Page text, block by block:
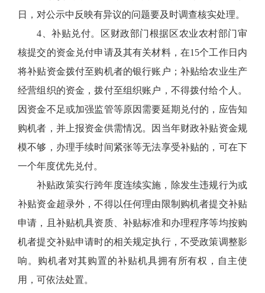
日，对公示中反映有异议的问题要及时调查核实处理。
4、补贴兑付。区财政部门根据区农业农村部门审
核提交的资金兑付申请及其有关材料，在15个工作日内
将补贴资金拨付至购机者的银行账户；补贴给农业生产
经营组织的资金，拨付至组织账户，不得拨付给个人。
因资金不足或加强监管等原因需要延期兑付的，应告知
购机者，并上报资金供需情况。因当年财政补贴资金规
模不够，办理手续时间紧张等无法享受补贴的，可在下
一个年度优先兑付。
补贴政策实行跨年度连续实施，除发生违规行为或
补贴资金超录外，不得以任何理由限制购机者提交补贴
申请，且补贴机具资质、补贴标准和办理程序等均按购
机者提交补贴申请时的相关规定执行，不受政策调整影
响。购机者对其购置的补贴机具拥有所有权，自主使
用，可依法处置。